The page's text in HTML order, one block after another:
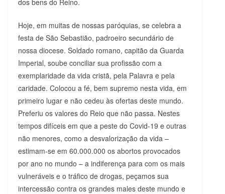
Hoje, em muitas de nossas paróquias, se celebra a
festa de São Sebastião, padroeiro secundário de
nossa diocese. Soldado romano, capitão da Guarda
Imperial, soube conciliar sua profissão com a
exemplaridade da vida cristã, pela Palavra e pela
caridade. Colocou a fé, bem supremo nesta vida, em
primeiro lugar e não cedeu às ofertas deste mundo.
Preferiu os valores do Reio que não passa. Nestes
tempos difíceis em que a peste do Covid-19 e outras
não menores, como a desvalorização da vida –
estimam-se em 60.000.000 os abortos provocados
por ano no mundo – a indiferença para com os mais
vulneráveis e o tráfico de drogas, peçamos sua
intercessão contra os grandes males deste mundo e